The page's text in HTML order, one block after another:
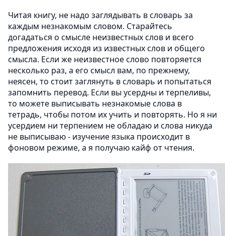
Читая книгу, не надо заглядывать в словарь за
каждым незнакомым словом. Старайтесь
догадаться о смысле неизвестных слов и всего
предложения исходя из известных слов и общего
смысла. Если же неизвестное слово повторяется
несколько раз, а его смысл вам, по прежнему,
неясен, то стоит заглянуть в словарь и попытаться
запомнить перевод. Если вы усердны и терпеливы,
то можете выписывать незнакомые слова в
тетрадь, чтобы потом их учить и повторять. Но я ни
усердием ни терпением не обладаю и слова никуда
не выписываю - изучение языка происходит в
фоновом режиме, а я получаю кайф от чтения.